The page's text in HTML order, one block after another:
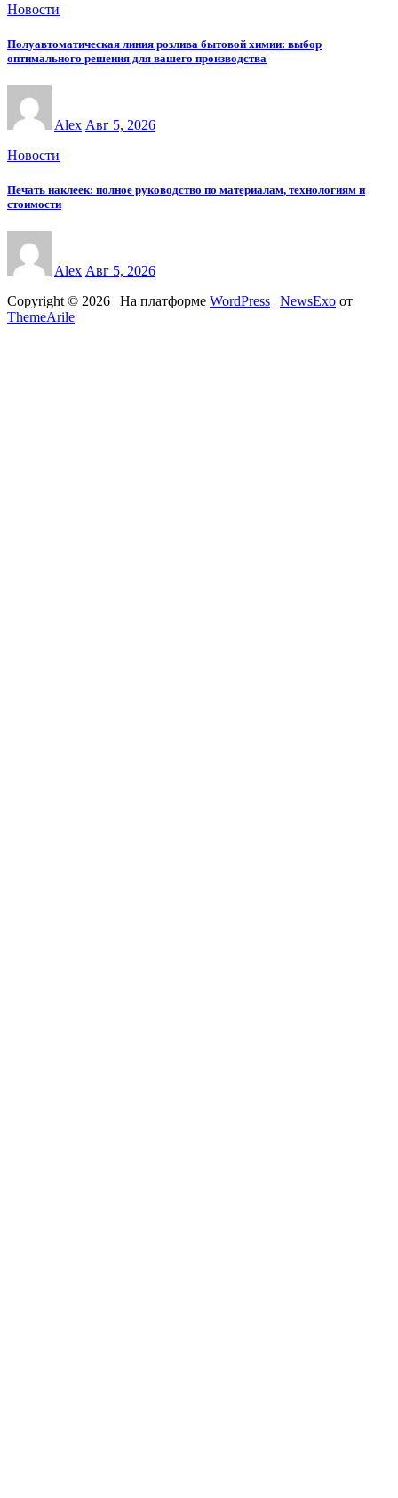
Новости
Полуавтоматическая линия розлива бытовой химии: выбор
оптимального решения для вашего производства
Alex Авг 5, 2026
Новости
Печать наклеек: полное руководство по материалам, технологиям и
стоимости
Alex Авг 5, 2026
Copyright © 2026 | На платформе WordPress NewsExo от
ThemeArile